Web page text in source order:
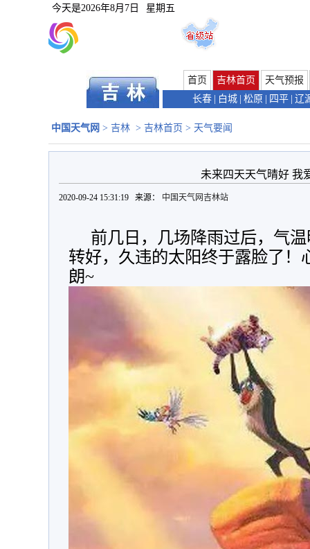
今天是2026年8月7日 星期五
首页 吉林首页
天气预报
长春
白城 松原 四平 辽
中国天气网 > 吉林 > 吉林首页 > 天气要闻
未来四天天气晴好 我
2020-09-24 15:31:19 来源： 中国天气网吉林站
前几日，几场降雨过后，气
转好，久违的太阳终于露脸了！
朗~